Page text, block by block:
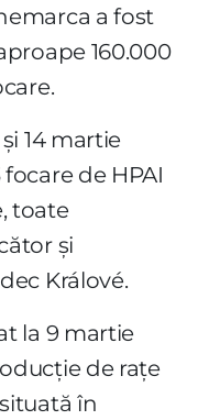
a fost
160.000
14 martie
de HPAI
toate
și
Králové.
la 9 martie
de rațe
în